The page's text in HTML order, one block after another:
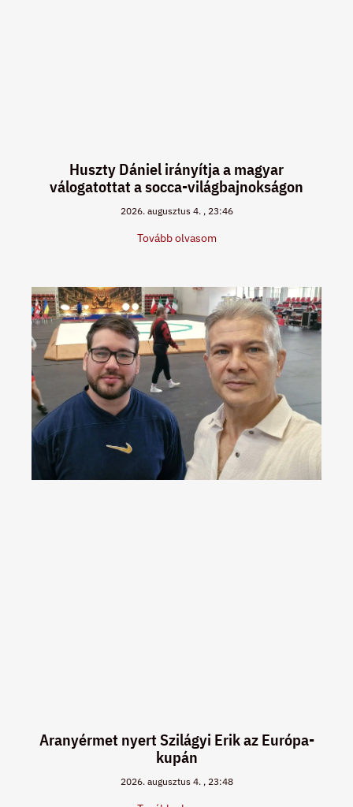
Huszty Dániel irányítja a magyar
válogatottat a socca-világbajnokságon
2026. augusztus 4. 23:46
Tovább olvasom
Aranyérmet nyert Szilágyi Erik az Európa-
kupán
2026. augusztus 4. 23:48